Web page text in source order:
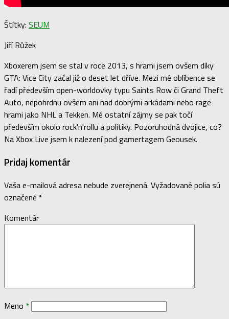
Štítky: SEUM
Jiří Růžek
Xboxerem jsem se stal v roce 2013, s hrami jsem ovšem díky
GTA: Vice City začal již o deset let dříve. Mezi mé oblíbence se
řadí především open-worldovky typu Saints Row či Grand Theft
Auto, nepohrdnu ovšem ani nad dobrými arkádami nebo rage
hrami jako NHL a Tekken. Mé ostatní zájmy se pak točí
především okolo rock'n'rollu a politiky. Pozoruhodná dvojice, co?
Na Xbox Live jsem k nalezení pod gamertagem Geousek.
Pridaj komentár
Vaša e-mailová adresa nebude zverejnená. Vyžadované polia sú
označené *
Komentár
Meno *